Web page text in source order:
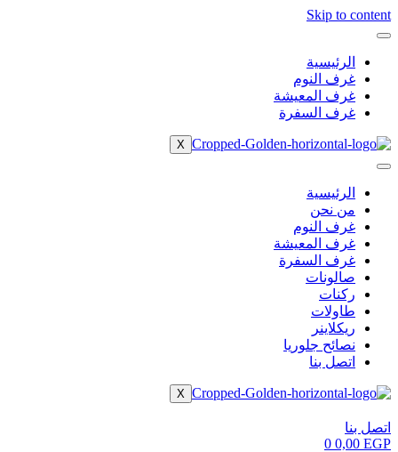
Skip to content
الرئيسية
غرف النوم
غرف المعيشة
غرف السفرة
X
الرئيسية
من نحن
غرف النوم
غرف المعيشة
غرف السفرة
صالونات
ركنات
طاولات
ريكلاينر
نصائح جلوريا
اتصل بنا
X
اتصل بنا
0,00 EGP
0